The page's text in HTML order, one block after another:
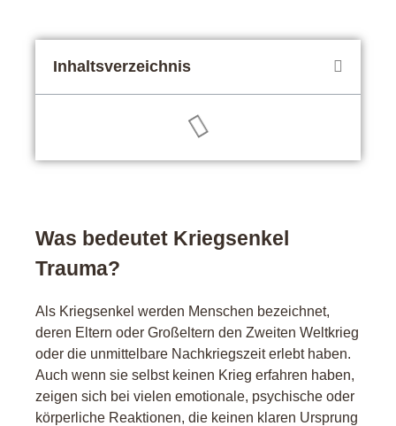
Inhaltsverzeichnis
Was bedeutet Kriegsenkel
Trauma?
Als Kriegsenkel werden Menschen bezeichnet,
deren Eltern oder Großeltern den Zweiten Weltkrieg
oder die unmittelbare Nachkriegszeit erlebt haben.
Auch wenn sie selbst keinen Krieg erfahren haben,
zeigen sich bei vielen emotionale, psychische oder
körperliche Reaktionen, die keinen klaren Ursprung